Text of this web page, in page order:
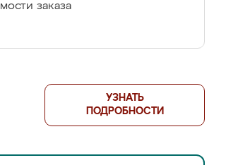
заказа
УЗНАТЬ
ПОДРОБНОСТИ